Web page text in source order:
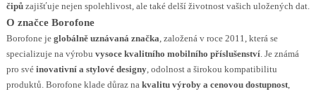
čipůzajišťuje nejen spolehlivost, ale také delší životnost vašich uložených dat.
O značce Borofone
Borofone je globálně uznávaná značka, založená v roce 2011, která se
specializuje na výrobu vysoce kvalitního mobilního příslušenství. Je známá
pro své inovativní a stylové designy, odolnost a širokou kompatibilitu
produktů. Borofone klade důraz na kvalitu výroby a cenovou dostupnost,